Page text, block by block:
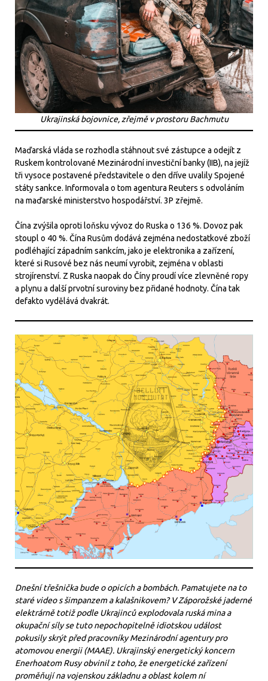
Ukrajinská bojovnice, zřejmě v prostoru Bachmutu
Maďarská vláda se rozhodla stáhnout své zástupce a odejít z
Ruskem kontrolované Mezinárodní investiční banky (IIB), na jejíž
tři vysoce postavené představitele o den dříve uvalily Spojené
státy sankce. Informovala o tom agentura Reuters s odvoláním
na maďarské ministerstvo hospodářství. 3P zřejmě.
Čína zvýšila oproti loňsku vývoz do Ruska o 136 %. Dovoz pak
stoupl o 40 %. Čína Rusům dodává zejména nedostatkové zboží
podléhající západním sankcím, jako je elektronika a zařízení,
které si Rusové bez nás neumí vyrobit, zejména v oblasti
strojírenství. Z Ruska naopak do Číny proudí více zlevněné ropy
a plynu a další prvotní suroviny bez přidané hodnoty. Čína tak
defakto vydělává dvakrát.
Dnešní třešnička bude o opicích a bombách. Pamatujete na to
staré video s šimpanzem a kalašnikovem? V Záporožské jaderné
elektrárně totiž podle Ukrajinců explodovala ruská mina a
okupační síly se tuto nepochopitelně idiotskou událost
pokusily skrýt před pracovníky Mezinárodní agentury pro
atomovou energii (MAAE). Ukrajinský energetický koncern
Enerhoatom Rusy obvinil z toho, že energetické zařízení
proměňují na vojenskou základnu a oblast kolem ní